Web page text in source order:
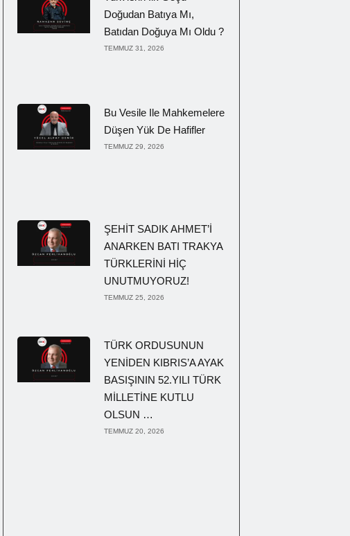
Doğudan Batıya Mı,
Batıdan Doğuya Mı Oldu ?
TEMMUZ 31, 2026
Bu Vesile Ile Mahkemelere
Düşen Yük De Hafifler
TEMMUZ 29, 2026
ŞEHİT SADIK AHMET’İ
ANARKEN BATI TRAKYA
TÜRKLERİNİ HİÇ
UNUTMUYORUZ!
TEMMUZ 25, 2026
TÜRK ORDUSUNUN
YENİDEN KIBRIS’A AYAK
BASIŞININ 52.YILI TÜRK
MİLLETİNE KUTLU
OLSUN …
TEMMUZ 20, 2026